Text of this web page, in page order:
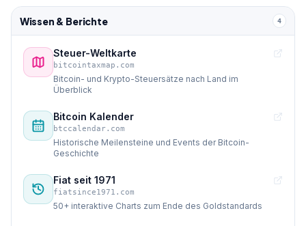
Wissen & Berichte 4
Steuer-Weltkarte
bitcointaxmap.com
Bitcoin- und Krypto-Steuersätze nach Land im
Überblick
Bitcoin Kalender
btccalendar.com
Historische Meilensteine und Events der Bitcoin-
Geschichte
Fiat seit 1971
fiatsince1971.com
50+ interaktive Charts zum Ende des Goldstandards